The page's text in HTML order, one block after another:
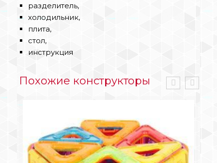
разделитель,
холодильник,
плита,
стол,
инструкция
Похожие конструкторы